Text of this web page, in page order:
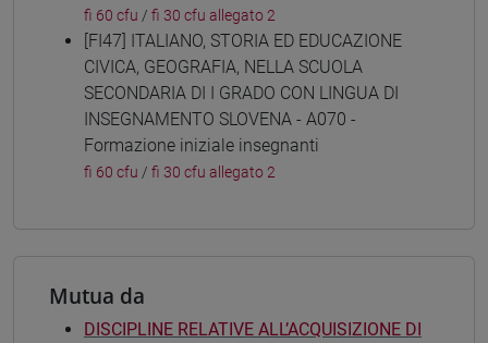
fi 60 cfu / fi 30 cfu allegato 2
[FI47] ITALIANO, STORIA ED EDUCAZIONE
CIVICA, GEOGRAFIA, NELLA SCUOLA
SECONDARIA DI I GRADO CON LINGUA DI
INSEGNAMENTO SLOVENA - A070 -
Formazione iniziale insegnanti
fi 60 cfu / fi 30 cfu allegato 2
Mutua da
DISCIPLINE RELATIVE ALL’ACQUISIZIONE DI